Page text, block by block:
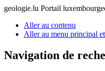
geologie.lu Portail
Aller au contenu
Aller au menu principal
Navigation de